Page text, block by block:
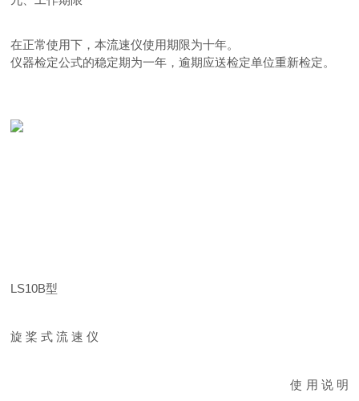
在正常使用下，本流速仪使用期限为十年。
仪器检定公式的稳定期为一年，逾期应送检定单位重新检定。
LS10B型
旋 桨 式 流 速 仪
使 用 说 明